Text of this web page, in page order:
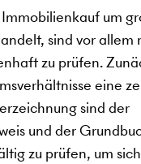
um
sind vor allem
zu prüfen.
eine
sind der
und der
zu prüfen, um